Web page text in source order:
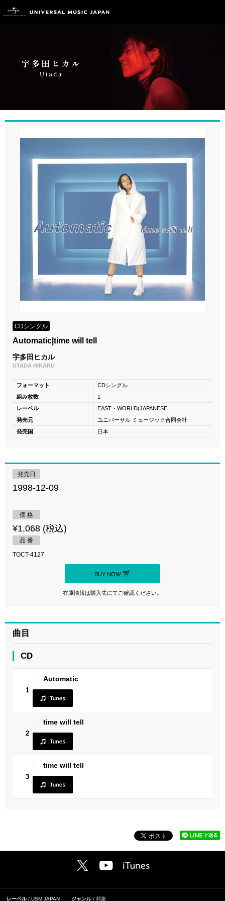
CDシングル
Automatic|time will tell
宇多田ヒカル
UTADA HIKARU
フォーマット
CDシングル
組み枚数
1
レーベル
EAST・WORLD(JAPANESE
発売元
ユニバーサル ミュージック合同会社
発売国
日本
発売日
1998-12-09
価 格
¥1,068 (税込)
品 番
TOCT-4127
BUY NOW
在庫情報は購入先にてご確認ください。
曲目
CD
1
Automatic
2
time will tell
3
time will tell
レーベル USM JAPAN ジャンル 邦楽